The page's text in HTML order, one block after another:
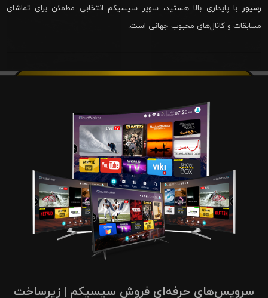
رسیور با پایداری بالا هستید، سوپر سیسیکم انتخابی مطمئن برای تماشای
مسابقات و کانال‌های محبوب جهانی است.
سرویس‌های حرفه‌ای فروش سیسیکم | زیرساخت